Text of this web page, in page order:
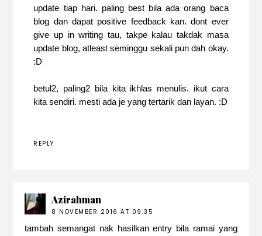
update tiap hari. paling best bila ada orang baca
blog dan dapat positive feedback kan. dont ever
give up in writing tau, takpe kalau takdak masa
update blog, atleast seminggu sekali pun dah okay.
:D
betul2, paling2 bila kita ikhlas menulis. ikut cara
kita sendiri. mesti ada je yang tertarik dan layan. :D
REPLY
Azirahman
8 NOVEMBER 2016 AT 09:35
tambah semangat nak hasilkan entry bila ramai yang